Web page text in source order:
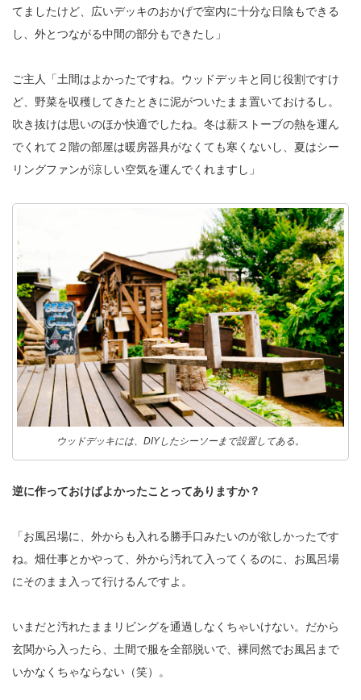
てましたけど、広いデッキのおかげで室内に十分な日陰もできる
し、外とつながる中間の部分もできたし」
ご主人「土間はよかったですね。ウッドデッキと同じ役割ですけ
ど、野菜を収穫してきたときに泥がついたまま置いておけるし。
吹き抜けは思いのほか快適でしたね。冬は薪ストーブの熱を運ん
でくれて２階の部屋は暖房器具がなくても寒くないし、夏はシー
リングファンが涼しい空気を運んでくれますし」
ウッドデッキには、DIYしたシーソーまで設置してある。
逆に作っておけばよかったことってありますか？
「お風呂場に、外からも入れる勝手口みたいのが欲しかったです
ね。畑仕事とかやって、外から汚れて入ってくるのに、お風呂場
にそのまま入って行けるんですよ。
いまだと汚れたままリビングを通過しなくちゃいけない。だから
玄関から入ったら、土間で服を全部脱いで、裸同然でお風呂まで
いかなくちゃならない（笑）。